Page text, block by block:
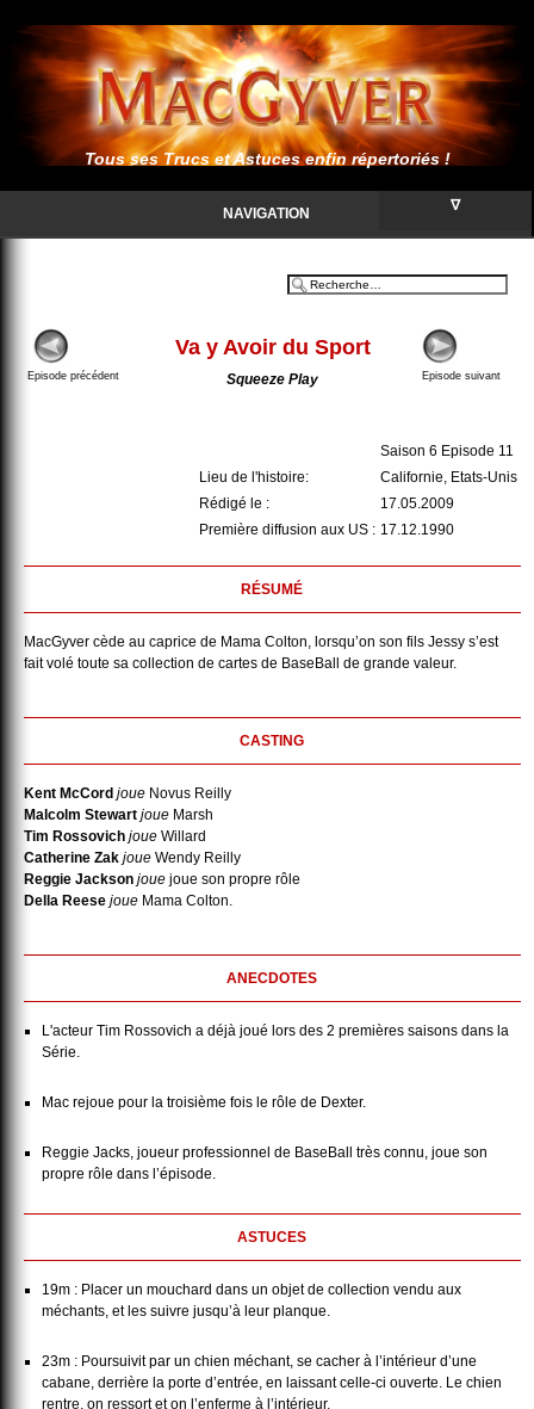
Tous ses Trucs et Astuces enfin répertoriés !
NAVIGATION ∇
Va y Avoir du Sport
Episode précédent Squeeze Play Episode suivant
Saison 6 Episode 11
Lieu de l'histoire:
Californie, Etats-Unis
Rédigé le :
17.05.2009
Première diffusion aux US : 17.12.1990
RÉSUMÉ
MacGyver cède au caprice de Mama Colton, lorsqu’on son fils Jessy s’est
fait volé toute sa collection de cartes de BaseBall de grande valeur.
CASTING
Kent McCord joue Novus Reilly
Malcolm Stewart joue Marsh
Tim Rossovich joue Willard
Catherine Zak joue Wendy Reilly
Reggie Jackson joue joue son propre rôle
Della Reese joue Mama Colton.
ANECDOTES
L'acteur Tim Rossovich a déjà joué lors des 2 premières saisons dans la
Série.
Mac rejoue pour la troisième fois le rôle de Dexter.
Reggie Jacks, joueur professionnel de BaseBall très connu, joue son
propre rôle dans l’épisode.
ASTUCES
19m : Placer un mouchard dans un objet de collection vendu aux
méchants, et les suivre jusqu’à leur planque.
23m : Poursuivit par un chien méchant, se cacher à l’intérieur d’une
cabane, derrière la porte d’entrée, en laissant celle-ci ouverte. Le chien
rentre, on ressort et on l’enferme à l’intérieur.